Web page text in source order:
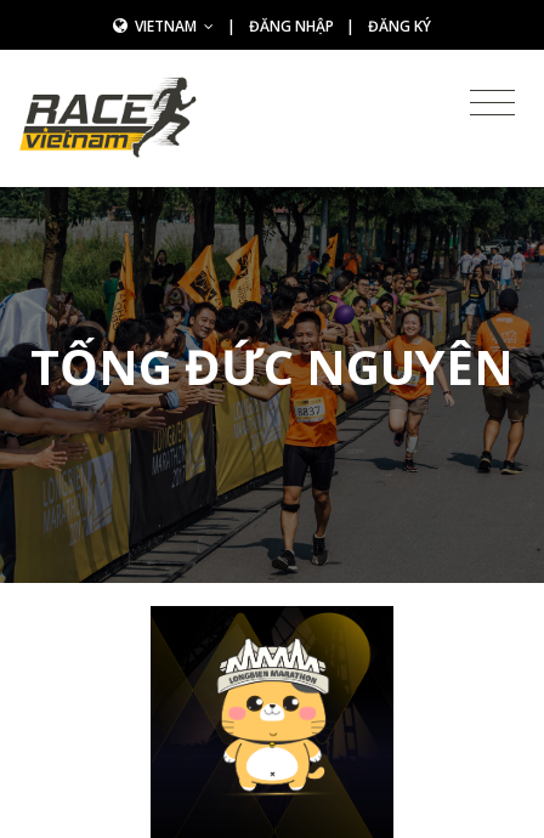
VIETNAM | ĐĂNG NHẬP | ĐĂNG KÝ
TỐNG ĐỨC NGUYÊN